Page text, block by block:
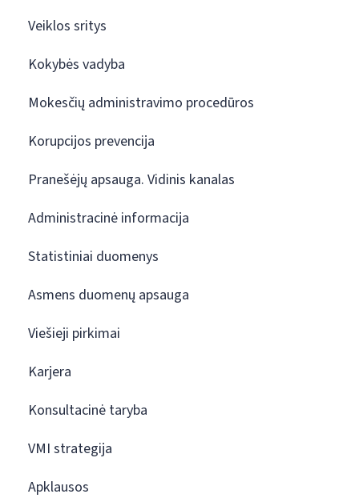
Veiklos sritys
Kokybės vadyba
Mokesčių administravimo procedūros
Korupcijos prevencija
Pranešėjų apsauga. Vidinis kanalas
Administracinė informacija
Statistiniai duomenys
Asmens duomenų apsauga
Viešieji pirkimai
Karjera
Konsultacinė taryba
VMI strategija
Apklausos